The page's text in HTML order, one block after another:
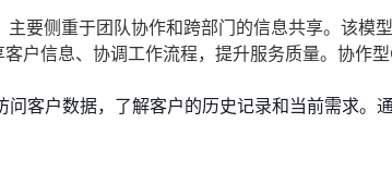
要侧重于团队协作和跨部门的信息共享。该模
户信息、协调工作流程，提升服务质量。协作型
问客户数据，了解客户的历史记录和当前需求。